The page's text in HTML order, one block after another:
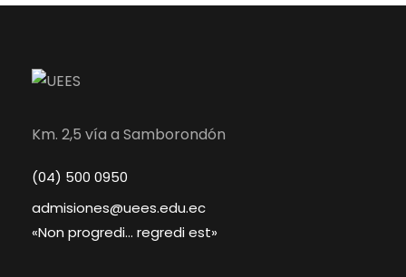
Km. 2,5 vía a Samborondón
(04) 500 0950
admisiones@uees.edu.ec
«Non progredi… regredi est»